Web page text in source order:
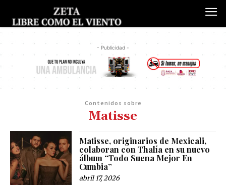
- Publicidad -
Contenidos sobre
Matisse
Matisse, originarios de Mexicali,
colaboran con Thalía en su nuevo
álbum “Todo Suena Mejor En
Cumbia”
abril 17, 2026